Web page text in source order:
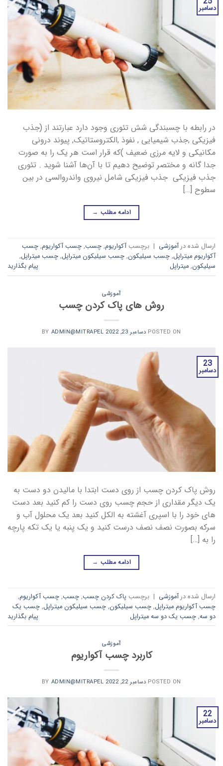
دسامبر
در رابطه با چسبندگی شش تئوری وجود دارد عبارتند از (جذب
فیزیکی ,جذب شیمیایی , نفوذ ,الکتروستاتیک, پیوند درونی
مکانیکی و لایه مرزی ضعیف )که قرار است هر یک را به صورت
جدا گانه و مختصر توضیح دهیم تا با آن‌ها آشنا شوید . تئوری
جذب فیزیکی جذب فیزیکی شامل نیروی واندروالسی در بین
سطوح […]
ادامه مطلب →
ارسال شده درآموزشی | برچسبآکواریوم, چسب, چسب آکواریوم, چسب
آکواریوم میتراپل, چسب سیلیکون, چسب سیلیکون میتراپل, چسب میتراپل,
سیلیکون, میتراپل پیام بگذارید
آموزشی
روش های پاک کردن چسب
POSTED ON دسامبر 23, 2022 ADMIN@MITRAPEL
23
دسامبر
روش پاک کردن چسب از روی دست ابتدا با مالیدن دو دست به
یک دیگر مقداری از حجم چسب روی دست را کم کنید بعد دست
های خود را با اسپری آغشته به الکل کنید بعد یک محلول آب و
سرکه بصورت نصف نصف درست کنید و یک پنبه یا یک تکه پارچه
را به […]
ادامه مطلب →
ارسال شده درآموزشی | برچسب پاک کردن چسب, چسب, چسب آکواریوم,
چسب آکواریوم میتراپل, چسب سیلیکون, چسب سیلیکون میتراپل, چسب یک
دو سه, چسب یک دو سه میتراپل پیام بگذارید
آموزشی
کاربرد چسب آکواریوم
POSTED ON دسامبر 22, 2022 ADMIN@MITRAPEL
22
دسامبر